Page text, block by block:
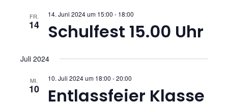
h
e
n
n
a
FR.
14
14. Juni 2024 um 15:00 - 18:00
Schulfest 15.00 Uhr
Juli 2024
MI.
10
10. Juli 2024 um 18:00 -20:00
Entlassfeier Klasse